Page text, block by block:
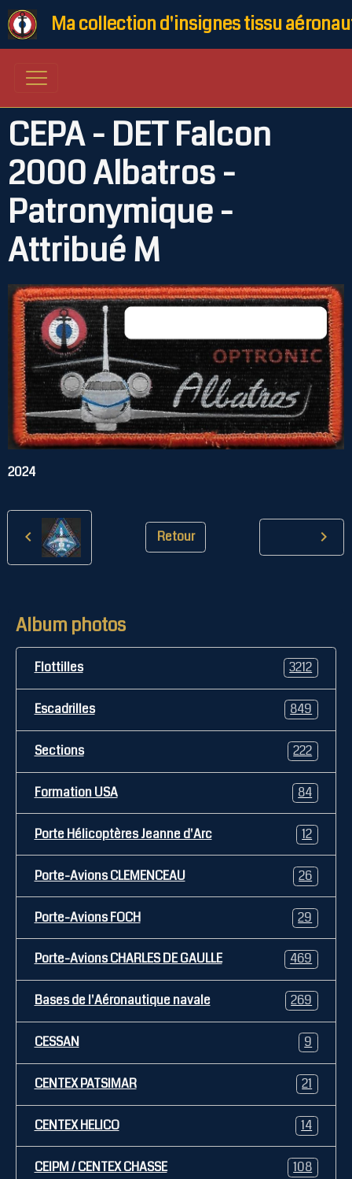
Ma collection d'insignes tissu
CEPA - DET Falcon
2000 Albatros -
Patronymique -
Attribué M
2024
Retour
Album photos
Flottilles 3212
Escadrilles 849
Sections 222
Formation USA 84
Porte Hélicoptères Jeanne d'Arc 12
Porte-Avions CLEMENCEAU 26
Porte-Avions FOCH 29
Porte-Avions CHARLES DE GAULLE 469
Bases de l'Aéronautique navale 269
CESSAN 9
CENTEX PATSIMAR 21
CENTEX HELICO 14
CEIPM / CENTEX CHASSE 108